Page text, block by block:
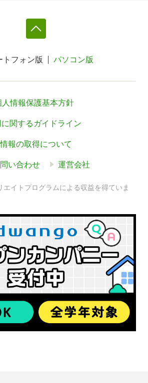
トフォン版 パソコン版
人情報保護基本方針
関するガイドライン
報の取得について
い合わせ 運営会社
エイトプログラムによる収益を得ていま